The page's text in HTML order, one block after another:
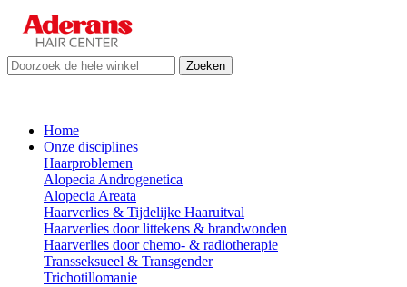
Zoeken
Home
Onze disciplines
Haarproblemen
Alopecia Androgenetica
Alopecia Areata
Haarverlies & Tijdelijke Haaruitval
Haarverlies door littekens & brandwonden
Haarverlies door chemo- & radiotherapie
Transseksueel & Transgender
Trichotillomanie